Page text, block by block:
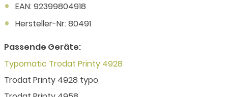
EAN: 92399804918
Hersteller-Nr: 80491
Passende Geräte:
Typomatic Trodat Printy 4928
Trodat Printy 4928 typo